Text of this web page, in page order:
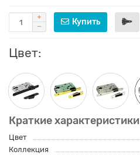
Купить
Цвет:
Краткие характеристики
Цвет
Коллекция